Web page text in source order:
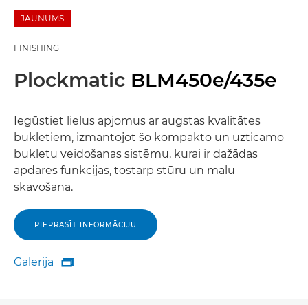
JAUNUMS
FINISHING
Plockmatic BLM450e/435e
Iegūstiet lielus apjomus ar augstas kvalitātes
bukletiem, izmantojot šo kompakto un uzticamo
bukletu veidošanas sistēmu, kurai ir dažādas
apdares funkcijas, tostarp stūru un malu
skavošana.
PIEPRASĪT INFORMĀCIJU
Galerija
Galerija
